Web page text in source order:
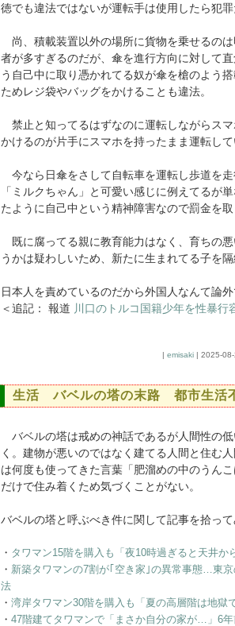
徳でも違法ではないが運転手は使用したら犯罪
尚、積載装置以外の場所に貨物を乗せるの
者が多すぎるのだが、傘を進行方向に対して
う自己中に取り憑かれてる奴が傘を槍のよう
ためレジ袋やバッグをかけることも違法。
禁止と知ってるはずなのに運転しながらス
かけるのが片手にスマホを持ったまま運転して
今なら日傘をさして自転車を運転し歩道を
「ミルクちゃん」と可愛い感じに例えてるが
たように自己中という精神障害なので罰金を
既に腐ってる親に教育能力はなく、育ちの
うかは疑わしいため、新たに生まれてる子を
日本人を責めているのだから外国人なんて論外
＜追記： 報道 川口のトルコ国籍少年を性暴行
| emisaki| 2025-08-
生活 バベルの塔の末路 都市生活
バベルの塔は戒めの神話であるが人間性の
く。建物が悪いのではなく建てる人間と住む
は何度も使ってきた言葉「肥溜めの中のうん
だけで住み着くため気づくことがない。
バベルの塔と呼ぶべき件に関して記事を拾って
・ タワマン15階を購入も「夜10時過ぎると天井か
・ 新築タワマンの7割が｢空き家｣の異常事態…東
法
・ 湾岸タワマン30階を購入も「夏の高層階は地獄
・ 47階建てタワマンで「まさか自分の家が…」6年